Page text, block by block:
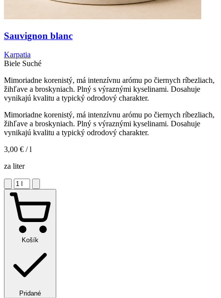
Sauvignon blanc
Karpatia
Biele Suché
Mimoriadne korenistý, má intenzívnu arómu po čiernych ríbezliach,
žihľave a broskyniach. Plný s výraznými kyselinami. Dosahuje
vynikajú kvalitu a typický odrodový charakter.
Mimoriadne korenistý, má intenzívnu arómu po čiernych ríbezliach,
žihľave a broskyniach. Plný s výraznými kyselinami. Dosahuje
vynikajú kvalitu a typický odrodový charakter.
3,00 € / l
za liter
Košík
Pridané